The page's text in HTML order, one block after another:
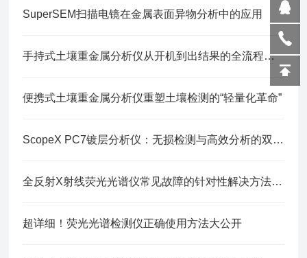
SuperSEM扫描电镜在金属表面异物分析中的应用
手持式土壤重金属分析仪从开机到出结果的全流程指南
便携式土壤重金属分析仪重塑土壤检测的“轻量化革命”
ScopeX PC7镀层分析仪：无损检测与高效分析的双重优势
全反射X射线荧光光谱仪常见故障的针对性解决方法详解
超详细！荧光光谱检测仪正确使用方法大公开